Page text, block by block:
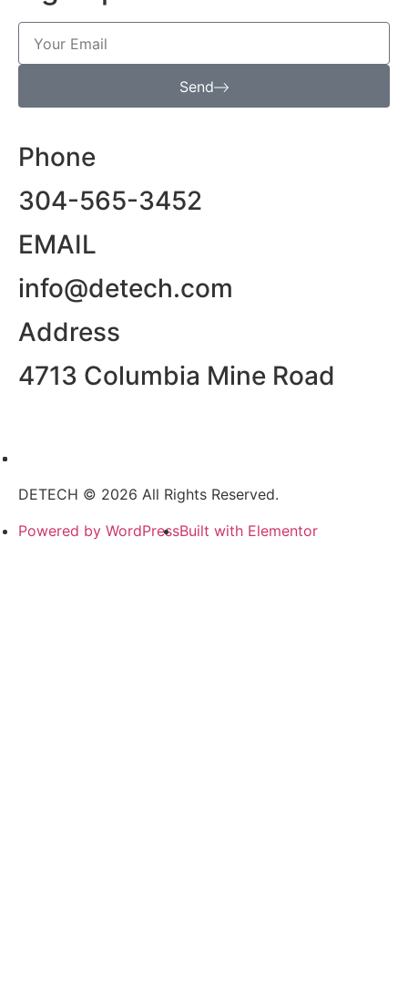
Send
Phone
304-565-3452
EMAIL
info@detech.com
Address
4713 Columbia Mine Road
DETECH © 2026 All Rights Reserved.
Powered by WordPressBuilt with Elementor